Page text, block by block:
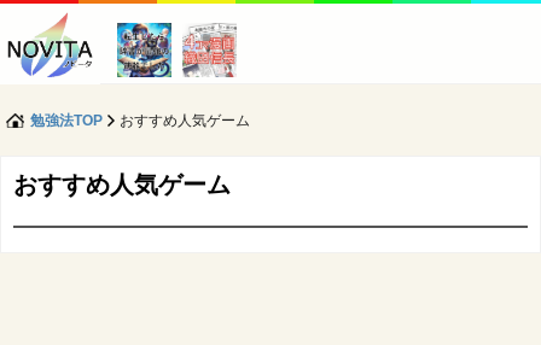
勉強法TOP おすすめ人気ゲーム
おすすめ人気ゲーム